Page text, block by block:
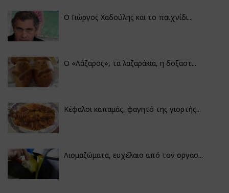
Ο Γιώργος Χαδούλης και το παιχνίδι...
Ο «Λάζαρος», τα λαζαράκια, η δοξαστ...
Κέφαλοι καπαμάς, φαγητό της γιορτής...
Λιομαζώματα, ευχέλαιο από τον οργασ...